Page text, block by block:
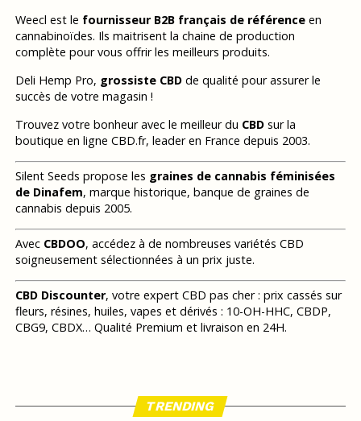
Weecl est le fournisseur B2B français de référenceen
cannabinoïdes. Ils maitrisent la chaine de production
complète pour vous offrir les meilleurs produits.
Deli Hemp Pro, grossiste CBDde qualité pour assurer le
succès de votre magasin !
Trouvez votre bonheur avec le meilleur du CBDsur la
boutique en ligne CBD.fr, leader en France depuis 2003.
Silent Seeds propose les graines de cannabis féminisées
de Dinafem, marque historique, banque de graines de
cannabis depuis 2005.
Avec CBDOO, accédez à de nombreuses variétés CBD
soigneusement sélectionnées à un prix juste.
CBD Discounter, votre expert CBD pas cher : prix cassés sur
fleurs, résines, huiles, vapes et dérivés : 10-OH-HHC, CBDP,
CBG9, CBDX… Qualité Premium et livraison en 24H.
TRENDING